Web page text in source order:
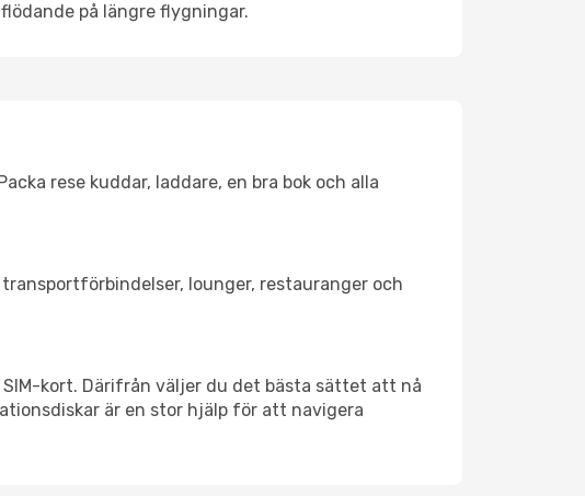
på längre flygningar.
rese kuddar, laddare, en bra bok och alla
lounger, restauranger och
kort. Därifrån väljer du det bästa sättet att nå
är en stor hjälp för att navigera